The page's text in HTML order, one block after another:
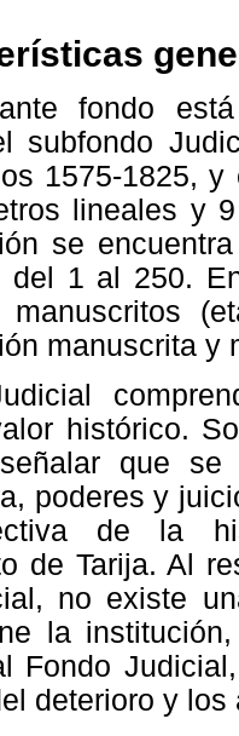
fondo
subfondo
1575-1825,
lineales y
se
del 1 al 250.
manuscritos
manuscrita y
histórico.
que
poderes y
de la
de Tarija. Al
no existe
la
Fondo
deterioro y